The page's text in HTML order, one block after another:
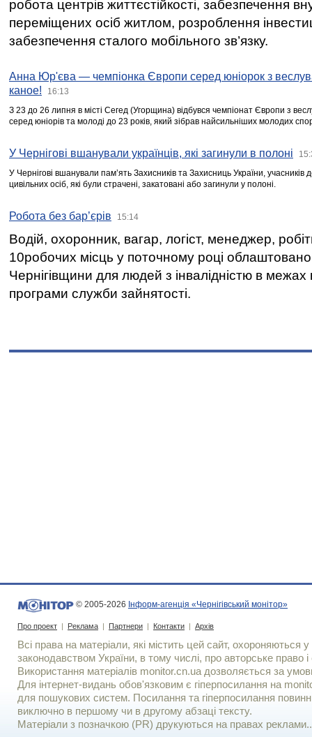
робота центрів життєстійкості, забезпечення
переміщених осіб житлом, розроблення
забезпечення сталого мобільного зв’язку.
Анна Юр'єва — чемпіонка Європи серед юніорок з
каное!
16:13
З 23 до 26 липня в місті Сегед (Угорщина) відбувся чемпіонат Європи з
серед юніорів та молоді до 23 років, який зібрав найсильніших молодих
У Чернігові вшанували українців, які загинули в полоні
У Чернігові вшанували пам’ять Захисників та Захисниць України,
цивільних осіб, які були страчені, закатовані або загинули у полоні.
Робота без бар’єрів 15:14
Водій, охоронник, вагар, логіст, менеджер,
10робочих місць у поточному році
Чернігівщини для людей з інвалідністю в межах
програми служби зайнятості.
© 2005-2026 Інформ-агенція «Чернігівський монітор»
Про проект | Реклама | Партнери | Контакти | Архів
Всі права на матеріали, які містить цей сайт, охороняються у
законодавством України, в тому числі, про авторське право і
Використання матерiалiв monitor.cn.ua дозволяється за
Для iнтернет-видань обов'язковим є гiперпосилання на
для пошукових систем. Посилання та гіперпосилання
виключно в першому чи в другому абзаці тексту.
Матеріали з позначкою (PR) друкуються на правах реклами..